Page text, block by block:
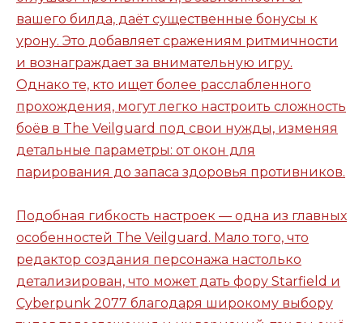
вашего билда, даёт существенные бонусы к
урону. Это добавляет сражениям ритмичности
и вознаграждает за внимательную игру.
Однако те, кто ищет более расслабленного
прохождения, могут легко настроить сложность
боёв в The Veilguard под свои нужды, изменяя
детальные параметры: от окон для
парирования до запаса здоровья противников.
Подобная гибкость настроек — одна из главных
особенностей The Veilguard. Мало того, что
редактор создания персонажа настолько
детализирован, что может дать фору Starfield и
Cyberpunk 2077 благодаря широкому выбору